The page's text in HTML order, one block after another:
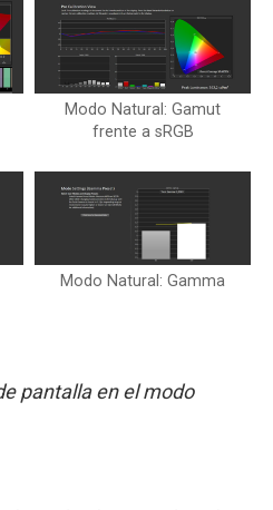
Modo Natural: Gamut
frente a sRGB
Modo Natural: Gamma
pantalla en el modo